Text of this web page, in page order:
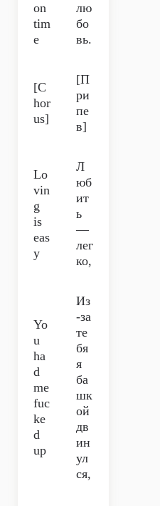
on
tim
e
лю
бо
вь.
[C
hor
us]
[П
ри
пе
в]
Lo
vin
g
is
eas
y
Л
юб
ит
ь
—
лег
ко,
Yo
u
ha
d
me
fuc
ke
d
up
Из
-за
те
бя
я
ба
шк
ой
дв
ин
ул
ся,